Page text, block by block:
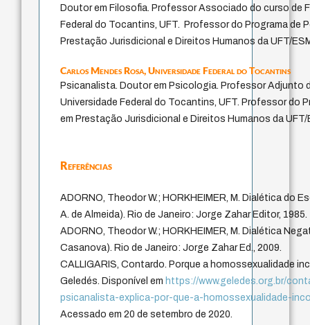
Doutor em Filosofia. Professor Associado do curso de
Federal do Tocantins, UFT. Professor do Programa de
Prestação Jurisdicional e Direitos Humanos da UFT/
Carlos Mendes Rosa,Universidade Federal do Tocantins
Psicanalista. Doutor em Psicologia. Professor Adjunto
Universidade Federal do Tocantins, UFT. Professor do
em Prestação Jurisdicional e Direitos Humanos da UFT/
Referências
ADORNO, Theodor W.; HORKHEIMER, M. Dialética do
A. de Almeida). Rio de Janeiro: Jorge Zahar Editor, 1985.
ADORNO, Theodor W.; HORKHEIMER, M. Dialética
Casanova). Rio de Janeiro: Jorge Zahar Ed., 2009.
CALLIGARIS, Contardo. Porque a homossexualidade
Geledés. Disponível em https://www.geledes.org.br/
psicanalista-explica-por-que-a-homossexualidade-
Acessado em 20 de setembro de 2020.